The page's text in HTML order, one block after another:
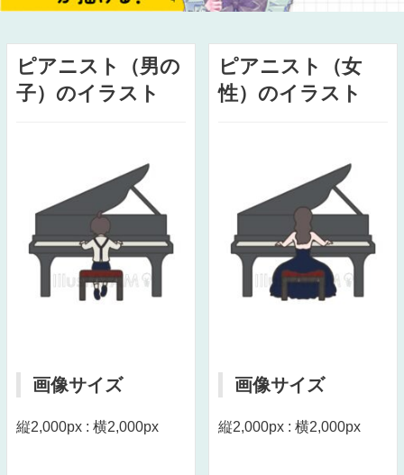
ピアニスト（男の
子）のイラスト
画像サイズ
縦2,000px : 横2,000px
ピアニスト（女
性）のイラスト
画像サイズ
縦2,000px : 横2,000px